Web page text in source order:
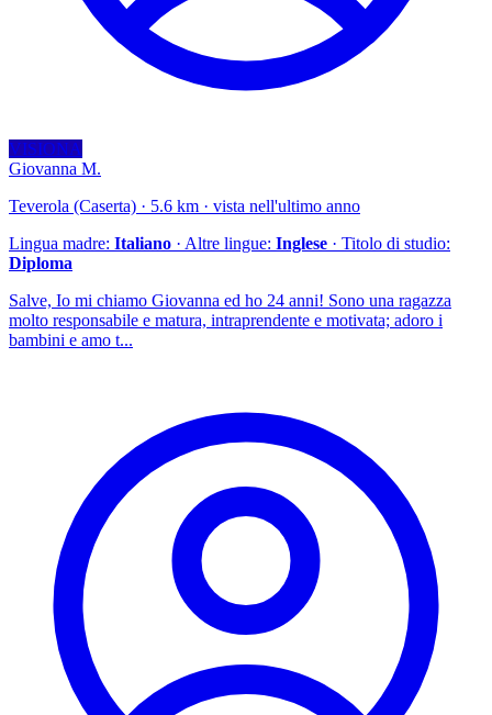
VISIONA
Giovanna M.
Teverola (Caserta) · 5.6 km · vista nell'ultimo anno
Lingua madre: Italiano · Altre lingue: Inglese · Titolo di studio:
Diploma
Salve, Io mi chiamo Giovanna ed ho 24 anni! Sono una ragazza
molto responsabile e matura, intraprendente e motivata; adoro i
bambini e amo t...